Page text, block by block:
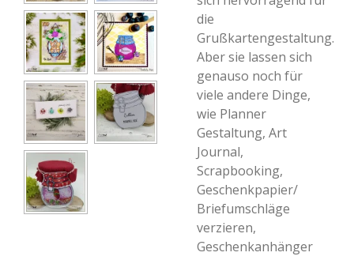
die
Grußkartengestaltung.
Aber sie lassen sich
genauso noch für
viele andere Dinge,
wie Planner
Gestaltung, Art
Journal,
Scrapbooking,
Geschenkpapier/
Briefumschläge
verzieren,
Geschenkanhänger